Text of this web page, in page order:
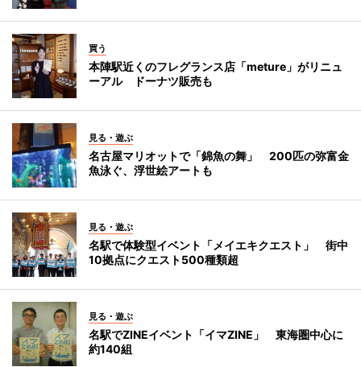
買う
本陣駅近くのフレグランス店「meture」がリニュ
ーアル ドーナツ販売も
見る・遊ぶ
名古屋マリオットで「錦魚の舞」 200匹の弥富金
魚泳ぐ、浮世絵アートも
見る・遊ぶ
名駅で体験型イベント「メイエキクエスト」 街中
10拠点にクエスト500種類超
見る・遊ぶ
名駅でZINEイベント「イマZINE」 東海圏中心に
約140組